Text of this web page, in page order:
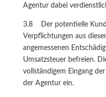
Agentur dabei
3.8 Der potentielle
Verpflichtungen aus
angemessenen
Umsatzsteuer befreien.
vollständigem Eingang
der Agentur ein.